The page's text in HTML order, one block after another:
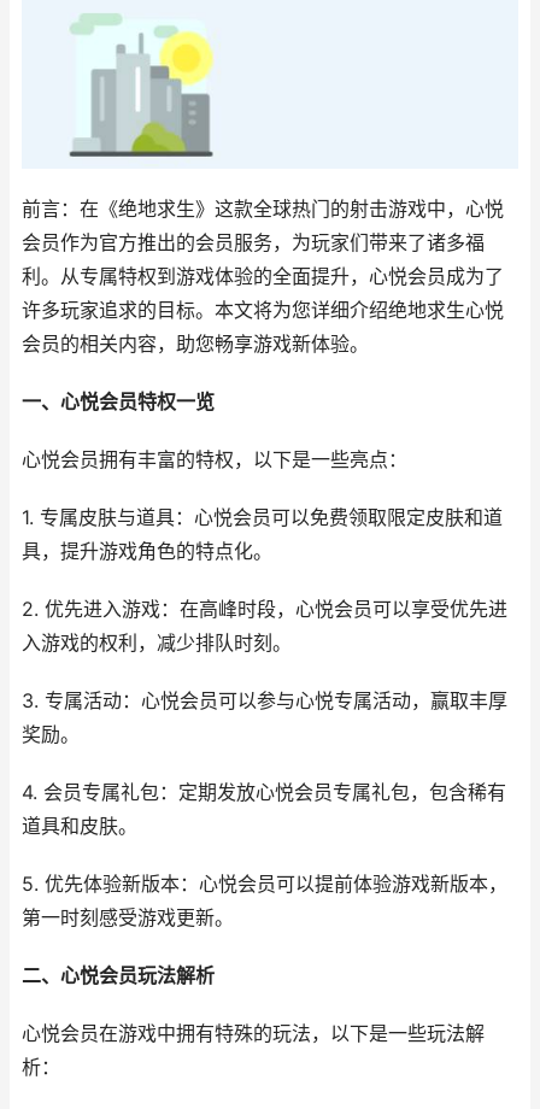
前言：在《绝地求生》这款全球热门的射击游戏中，心悦
会员作为官方推出的会员服务，为玩家们带来了诸多福
利。从专属特权到游戏体验的全面提升，心悦会员成为了
许多玩家追求的目标。本文将为您详细介绍绝地求生心悦
会员的相关内容，助您畅享游戏新体验。
一、心悦会员特权一览
心悦会员拥有丰富的特权，以下是一些亮点：
1. 专属皮肤与道具：心悦会员可以免费领取限定皮肤和道
具，提升游戏角色的特点化。
2. 优先进入游戏：在高峰时段，心悦会员可以享受优先进
入游戏的权利，减少排队时刻。
3. 专属活动：心悦会员可以参与心悦专属活动，赢取丰厚
奖励。
4. 会员专属礼包：定期发放心悦会员专属礼包，包含稀有
道具和皮肤。
5. 优先体验新版本：心悦会员可以提前体验游戏新版本，
第一时刻感受游戏更新。
二、心悦会员玩法解析
心悦会员在游戏中拥有特殊的玩法，以下是一些玩法解
析：